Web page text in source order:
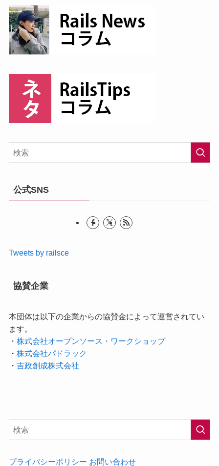
公式SNS
Tweets by railsce
協賛企業
本団体は以下の企業からの協賛金によって運営されてい
ます。
・ 株式会社オープンソース・ワークショップ
・ 株式会社パドラック
・ 吉政創成株式会社
プライバシーポリシー お問い合わせ